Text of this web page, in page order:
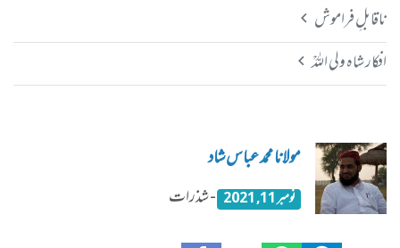
ناقابلِ فراموش
افکار شاہ ولی اللہؒ
مولانا محمد عباس شاد
نومبر 11, 2021 - شذرات